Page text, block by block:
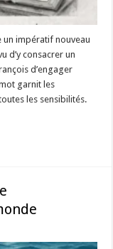
un impératif nouveau
d’y consacrer un
d’engager
garnit les
les sensibilités.